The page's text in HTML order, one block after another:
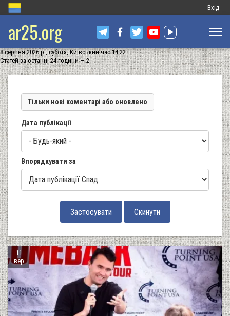
Меню
запису
Вхід
ar25.org
8 серпня 2026 р., субота, Київський час 14:22
Статей за останні 24 години — 2
Тільки нові коментарі або оновлено
Дата публікації
Впорядкувати за
11
вер